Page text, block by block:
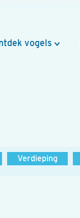
vogels
Verdieping